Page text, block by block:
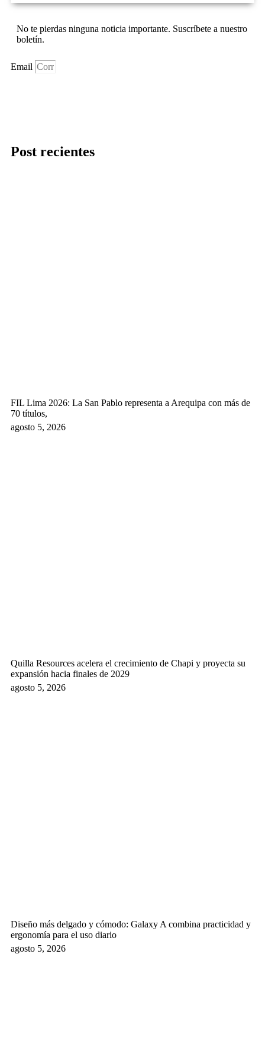
No te pierdas ninguna noticia importante. Suscríbete a nuestro
boletín.
Email
Post recientes
FIL Lima 2026: La San Pablo representa a Arequipa con más de
70 títulos,
agosto 5, 2026
Quilla Resources acelera el crecimiento de Chapi y proyecta su
expansión hacia finales de 2029
agosto 5, 2026
Diseño más delgado y cómodo: Galaxy A combina practicidad y
ergonomía para el uso diario
agosto 5, 2026